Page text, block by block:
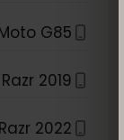
G85
2019
2022